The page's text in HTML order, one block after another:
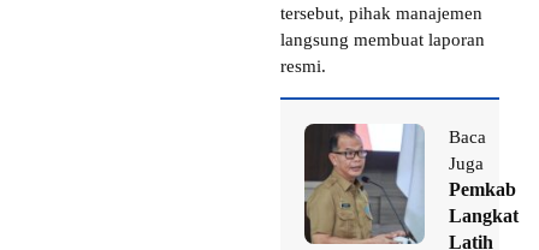
tersebut, pihak manajemen
langsung membuat laporan
resmi.
Baca
Juga
Pemkab
Langkat
Latih